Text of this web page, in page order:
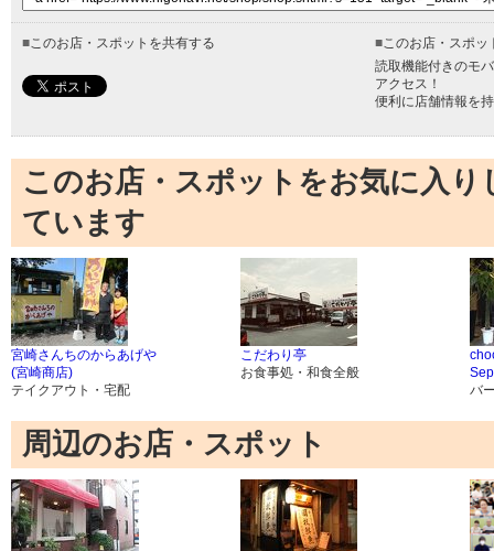
■このお店・スポットを共有する ■このお店・スポッ
読取機能付きのモ
アクセス！
便利に店舗情報を
このお店・スポットをお気に入
ています
宮崎さんちのからあげや
(宮崎商店)
テイクアウト・宅配
こだわり亭
お食事処・和食全般
バ
周辺のお店・スポット